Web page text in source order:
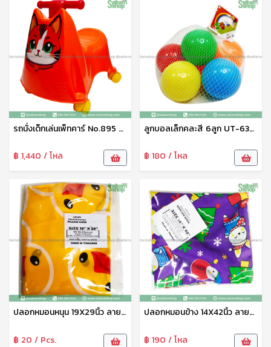
รถนั่งเด็กเล่นเพ็ทคาร์ No.895 PS
฿ 1,440 / โหล
ลูกบอลเล็กคละสี 6ลูก UT-6329/2 UNT
฿ 180 / โหล
ปลอกหมอนหนุน 19X29นิ้ว ลายการ์ตูน แสนสุข
฿ 20 / Pcs.
ปลอกหมอนข้าง 14X42นิ้ว ลายการ์ตูน แสนสุข
฿ 190 / โหล